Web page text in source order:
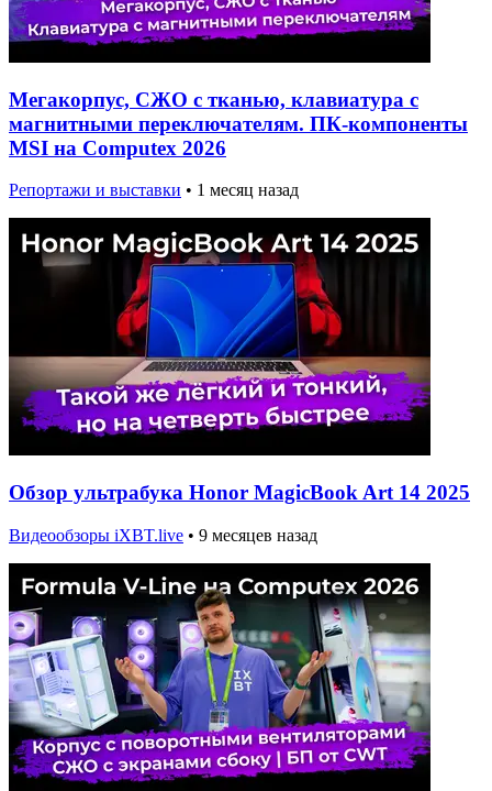
Мегакорпус, СЖО с тканью, клавиатура с
магнитными переключателям. ПК-компоненты
MSI на Computex 2026
Репортажи и выставки • 1 месяц назад
Обзор ультрабука Honor MagicBook Art 14 2025
Видеообзоры iXBT.live • 9 месяцев назад